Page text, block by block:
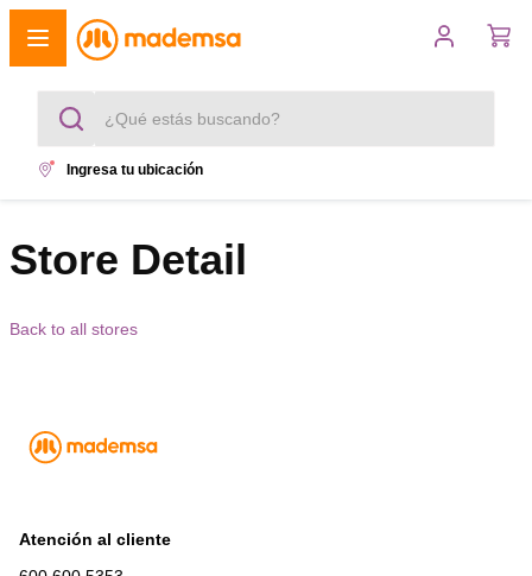
¿Qué estás buscando?
cocina 4 platos
5. cocina 5 platos
Ingresa tu ubicación
Store Detail
Back to all stores
Atención al cliente